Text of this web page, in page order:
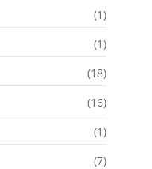
(1)
(1)
(18)
(16)
(1)
(7)